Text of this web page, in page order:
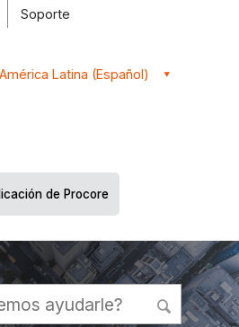
Soporte
Latina (Español)
de Procore